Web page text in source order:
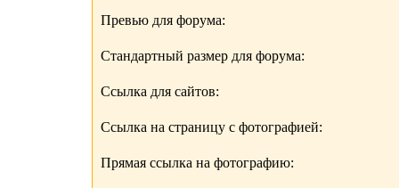
Превью для форума:
Стандартный размер для форума:
Ссылка для сайтов:
Ссылка на страницу с фотографией:
Прямая ссылка на фотографию: